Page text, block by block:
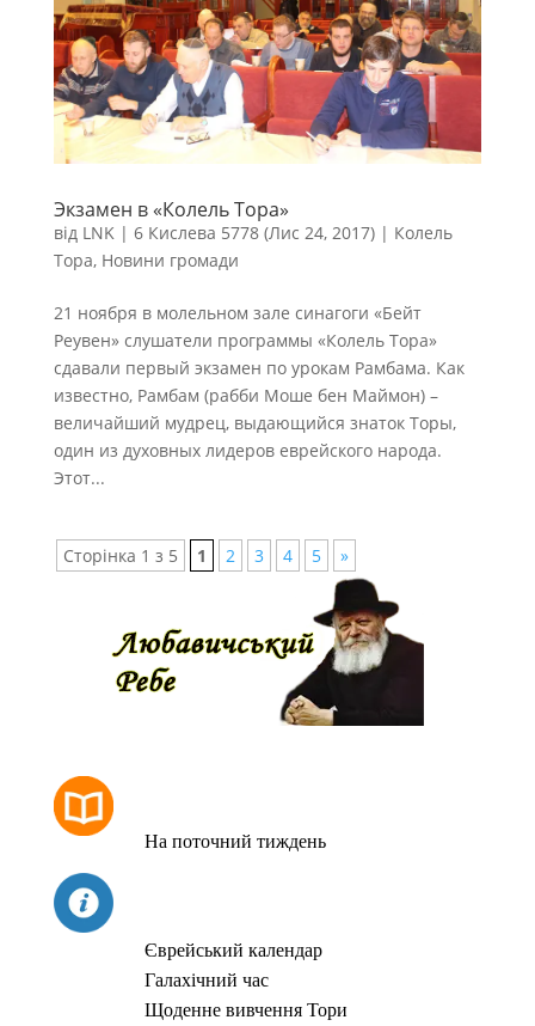
Экзамен в «Колель Тора»
від LNK| 6 Кислева 5778 (Лис 24, 2017)| Колель
Тора, Новини громади
21 ноября в молельном зале синагоги «Бейт
Реувен» слушатели программы «Колель Тора»
сдавали первый экзамен по урокам Рамбама. Как
известно, Рамбам (рабби Моше бен Маймон) –
величайший мудрец, выдающийся знаток Торы,
один из духовных лидеров еврейского народа.
Этот...
Сторінка 1 з 5 1 2 3 4 5 »
На поточний тиждень
Єврейський календар
Галахічний час
Щоденне вивчення Тори